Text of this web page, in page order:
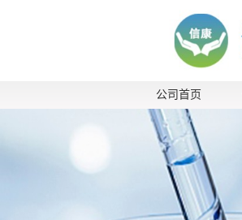
公司首页